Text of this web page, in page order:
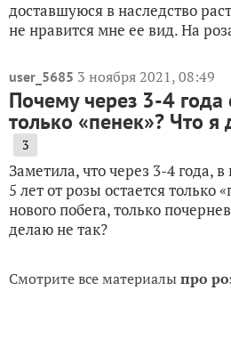
доставшуюся в наследство
не нравится мне ее вид. На
user_5685 3 ноября 2021, 08:49
Почему через 3-4 года
только «пенек»? Что я
3
Заметила, что через 3-4 года,
5 лет от розы остается только
нового побега, только
делаю не так?
Смотрите все материалыпро